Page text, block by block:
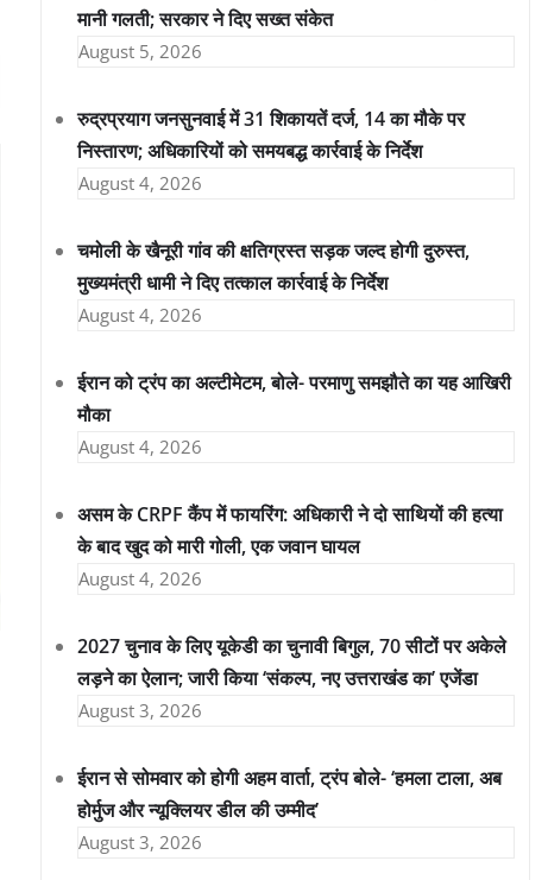
मानी गलती; सरकार ने दिए सख्त संकेत
August 5, 2026
रुद्रप्रयाग जनसुनवाई में 31 शिकायतें दर्ज, 14 का मौके पर
निस्तारण; अधिकारियों को समयबद्ध कार्रवाई के निर्देश
August 4, 2026
चमोली के खैनूरी गांव की क्षतिग्रस्त सड़क जल्द होगी दुरुस्त,
मुख्यमंत्री धामी ने दिए तत्काल कार्रवाई के निर्देश
August 4, 2026
ईरान को ट्रंप का अल्टीमेटम, बोले- परमाणु समझौते का यह आखिरी
मौका
August 4, 2026
असम के CRPF कैंप में फायरिंग: अधिकारी ने दो साथियों की हत्या
के बाद खुद को मारी गोली, एक जवान घायल
August 4, 2026
2027 चुनाव के लिए यूकेडी का चुनावी बिगुल, 70 सीटों पर अकेले
लड़ने का ऐलान; जारी किया ‘संकल्प, नए उत्तराखंड का’ एजेंडा
August 3, 2026
ईरान से सोमवार को होगी अहम वार्ता, ट्रंप बोले- ‘हमला टाला, अब
होर्मुज और न्यूक्लियर डील की उम्मीद’
August 3, 2026